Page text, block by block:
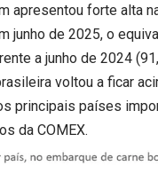
apresentou forte alta
junho de 2025, o
a junho de 2024
voltou a ficar
principais países
da COMEX.